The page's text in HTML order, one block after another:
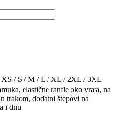
XS / S / M / L / XL / 2XL / 3XL
elastične ranfle oko vrata, na
trakom, dodatni štepovi na
i dnu